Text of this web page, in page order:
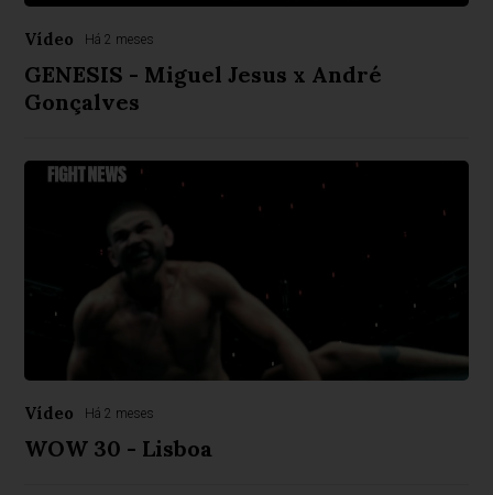
Vídeo Há 2 meses
GENESIS - Miguel Jesus x André
Gonçalves
Vídeo Há 2 meses
WOW 30 - Lisboa